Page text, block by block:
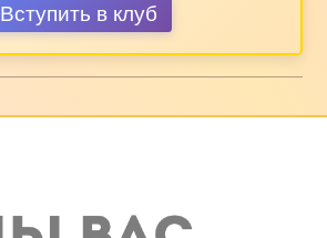
Вступить в клуб